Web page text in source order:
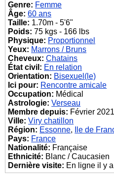
Genre: Femme
Âge: 60 ans
Taille: 1.70m - 5'6"
Poids: 75 kgs - 166 lbs
Physique: Proportionnel
Yeux: Marrons / Bruns
Cheveux: Chatains
État civil: En relation
Orientation: Bisexuel(le)
Ici pour: Rencontre amicale
Occupation: Médical
Astrologie: Verseau
Membre depuis: Février 2021
Ville: Viry chatillon
Région: Essonne,
Ile de
Pays: France
Nationalité: Française
Ethnicité: Blanc / Caucasien
Dernière visite: En ligne il y